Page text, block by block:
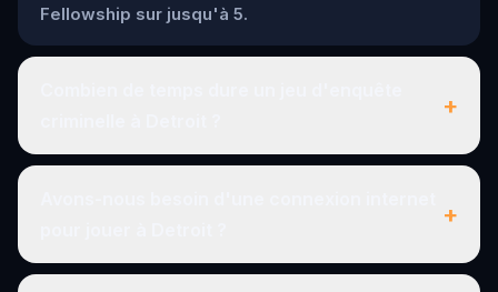
Fellowship sur jusqu'à 5.
+
+